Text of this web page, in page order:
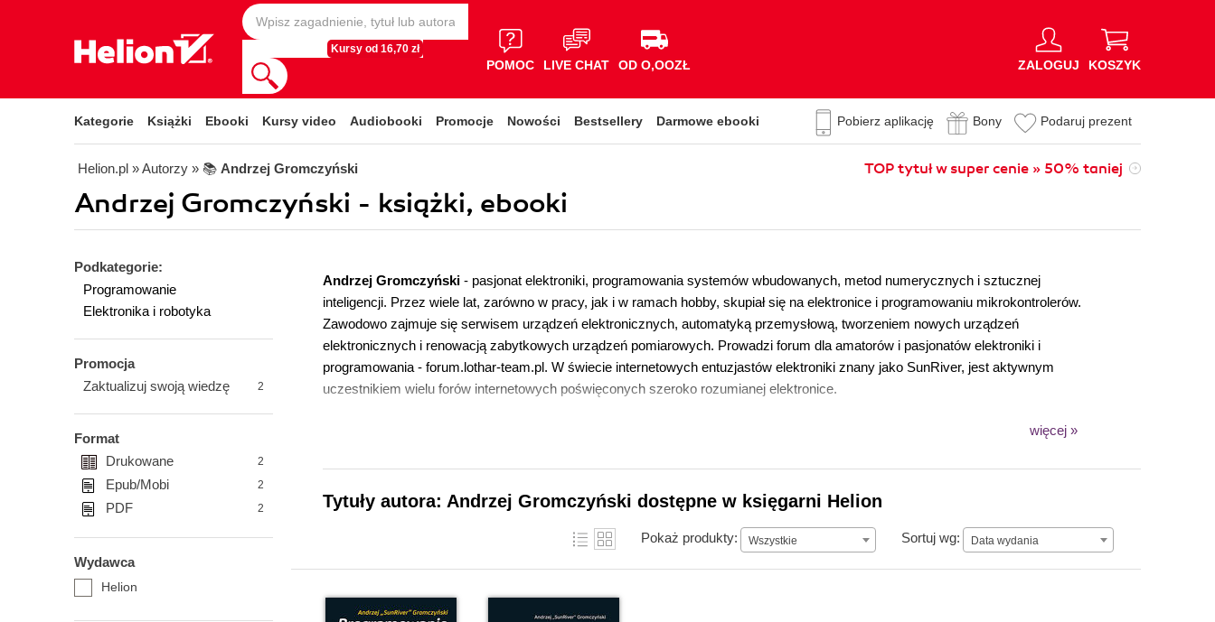
Kursy od 16,70 zł
POMOC LIVE CHAT OD O,OOZŁ ZALOGUJ KOSZYK
Kategorie Książki Ebooki Kursy video Audiobooki Promocje Nowości Bestsellery Darmowe ebooki Pobierz aplikację Bony Podaruj prezent
Helion.pl » Autorzy » 📚 Andrzej Gromczyński TOP tytuł w super cenie » 50% taniej
Andrzej Gromczyński - książki, ebooki
Podkategorie:
Programowanie
Elektronika i robotyka
Promocja
Zaktualizuj swoją wiedzę
2
Format
Drukowane
2
Epub/Mobi 2
PDF 2
Wydawca
Helion
Andrzej Gromczyński - pasjonat elektroniki, programowania systemów wbudowanych, metod numerycznych i sztucznej
inteligencji. Przez wiele lat, zarówno w pracy, jak i w ramach hobby, skupiał się na elektronice i programowaniu mikrokontrolerów.
Zawodowo zajmuje się serwisem urządzeń elektronicznych, automatyką przemysłową, tworzeniem nowych urządzeń
elektronicznych i renowacją zabytkowych urządzeń pomiarowych. Prowadzi forum dla amatorów i pasjonatów elektroniki i
programowania - forum.lothar-team.pl. W świecie internetowych entuzjastów elektroniki znany jako SunRiver, jest aktywnym
uczestnikiem wielu forów internetowych poświęconych szeroko rozumianej elektronice.
więcej »
Tytuły autora: Andrzej Gromczyński dostępne w księgarni Helion
Pokaż produkty: Wszystkie Sortuj wg: Data wydania
Data wydania